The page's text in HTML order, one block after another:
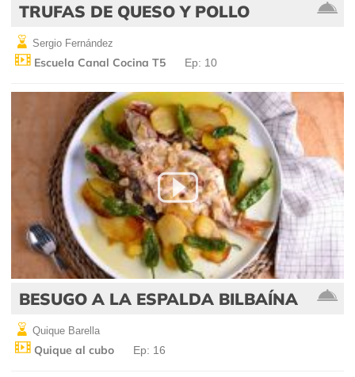
TRUFAS DE QUESO Y POLLO
Sergio Fernández
Escuela Canal Cocina T5 Ep: 10
BESUGO A LA ESPALDA BILBAÍNA
Quique Barella
Quique al cubo Ep: 16